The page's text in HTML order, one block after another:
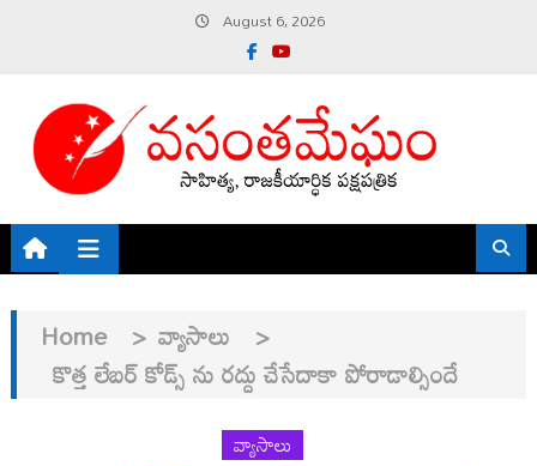
content
August 6, 2026
Home > వ్యాసాలు >
కొత్త లేబర్ కోడ్స్ ను రద్దు చేసేదాకా పోరాడాల్సిందే
వ్యాసాలు